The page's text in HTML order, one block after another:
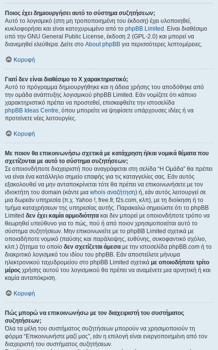
Ποιος έχει δημιουργήσει αυτό το σύστημα συζητήσεων;
Αυτό το λογισμικό (στη μη τροποποιημένη του έκδοση) έχει υλοποιηθεί,
κυκλοφορήσει και είναι κατοχυρωμένο από το phpBB Limited . Είναι διαθέσιμο
υπό την GNU General Public License, έκδοση 2 (GPL-2.0) και μπορεί να
διανεμηθεί ελεύθερα. Δείτε στο About phpBB για περισσότερες λεπτομέρειες.
Κορυφή
Γιατί δεν είναι διαθέσιμο το Χ χαρακτηριστικό;
Αυτό το πρόγραμμα δημιουργήθηκε και η άδεια χρήσης του αποδόθηκε από
την ομάδα ανάπτυξης λογισμικού phpBB Limited. Εάν νομίζετε ότι κάποιο
χαρακτηριστικό πρέπει να προστεθεί, επισκεφθείτε την ιστοσελίδα
phpBB Ideas Centre, όπου μπορείτε να ψηφίσετε υπάρχουσες ιδέες ή να
προτείνετε νέες λειτουργίες.
Κορυφή
Με ποιον θα επικοινωνήσω σχετικά με κατάχρηση ή/και νομικά θέματα που
σχετίζονται με αυτό το σύστημα συζητήσεων;
Σε οποιονδήποτε διαχειριστή που αναγράφεται στη σελίδα “Η Ομάδα” θα πρέπει
να είναι ένα κατάλληλο σημείο επαφής για τις καταγγελίες σας. Εάν αυτός
εξακολουθεί να μην ανταποκρίνεται τότε θα πρέπει να επικοινωνήσετε με τον
ιδιοκτήτη του domain (κάντε μια whois αναζήτηση) ή, εάν αυτός λειτουργεί σε
μια δωρεάν υπηρεσία (π.χ. Yahoo !, free.fr, f2s.com, κλπ), με τη διοίκηση ή το
τμήμα καταχρήσεων της υπηρεσίας αυτής. Παρακαλώ σημειώστε ότι το phpBB
Limited δεν έχει καμία αρμοδιότητα και δεν μπορεί με οποιονδήποτε τρόπο να
θεωρηθεί υπεύθυνο για το πώς, πού ή από ποιον χρησιμοποιείται αυτό το
σύστημα συζητήσεων. Μην επικοινωνείτε με το phpBB Limited σχετικά με
οποιαδήποτε νομικό (παύσης και παράλειψης, ευθύνης, συκοφαντικό σχόλιο,
κλπ.) ζήτημα το οποίο δεν σχετίζεται άμεσα με την ιστοσελίδα phpBB.com ή το
διακριτικό λογισμικό του ιδίου του phpBB. Εάν αποστείλετε μήνυμα
ηλεκτρονικού ταχυδρομείου στο phpBB Limited σχετικά με οποιοδήποτε τρίτο
μέρος χρήσης αυτού του λογισμικού θα πρέπει να αναμένετε μια αρνητική ή και
καμία ανταπόκριση.
Κορυφή
Πώς μπορώ να επικοινωνήσω με τον διαχειριστή του συστήματος
συζητήσεων;
Όλα τα μέλη του συστήματος συζητήσεων μπορούν να χρησιμοποιούν τη
φόρμα “Επικοινωνήστε μαζί μας”, εάν η επιλογή είναι ενεργοποιημένη από τον
διαχειριστή του συστήματος συζητήσεων.